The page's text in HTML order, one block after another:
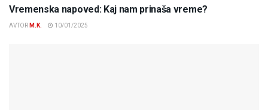
Vremenska napoved: Kaj nam prinaša vreme?
AVTOR M.K. 10/01/2025